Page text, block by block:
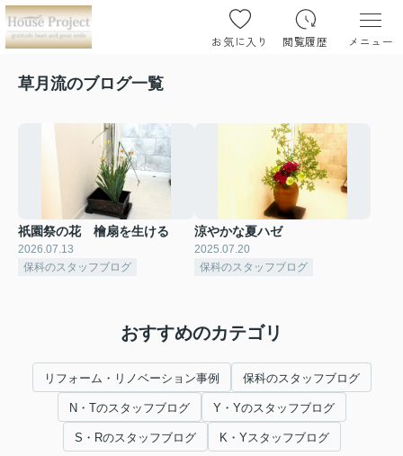
お気に入り 閲覧履歴 メニュー
草月流のブログ一覧
祇園祭の花 檜扇を生ける
2026.07.13
保科のスタッフブログ
涼やかな夏ハゼ
2025.07.20
保科のスタッフブログ
おすすめのカテゴリ
リフォーム・リノベーション事例 保科のスタッフブログ
N・Tのスタッフブログ Y・Yのスタッフブログ
S・Rのスタッフブログ K・Yスタッフブログ